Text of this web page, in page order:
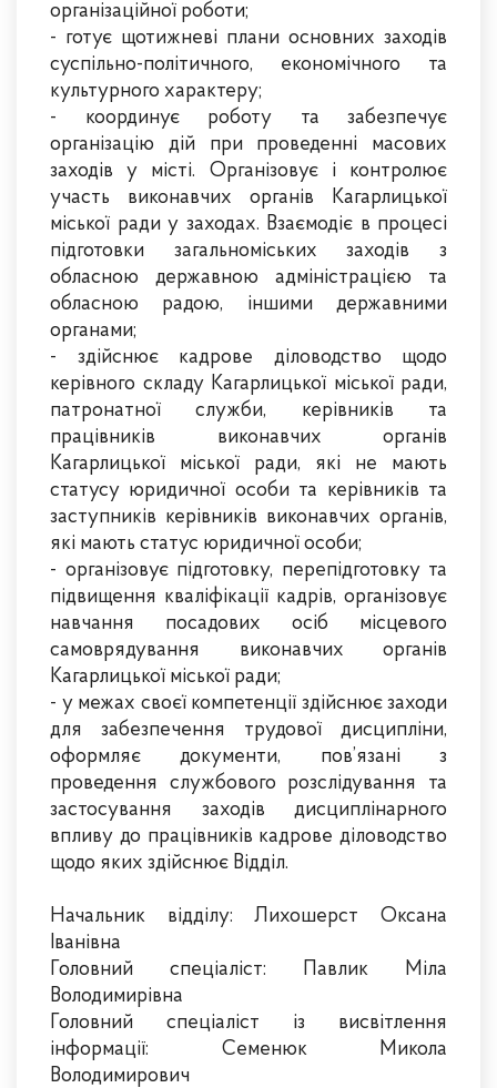
організаційної роботи;
- готує щотижневі плани основних заходів
суспільно-політичного, економічного та
культурного характеру;
- координує роботу та забезпечує
організацію дій при проведенні масових
заходів у місті. Організовує і контролює
участь виконавчих органів Кагарлицької
міської ради у заходах. Взаємодіє в процесі
підготовки загальноміських заходів з
обласною державною адміністрацією та
обласною радою, іншими державними
органами;
- здійснює кадрове діловодство щодо
керівного складу Кагарлицької міської ради,
патронатної служби, керівників та
працівників виконавчих органів
Кагарлицької міської ради, які не мають
статусу юридичної особи та керівників та
заступників керівників виконавчих органів,
які мають статус юридичної особи;
- організовує підготовку, перепідготовку та
підвищення кваліфікації кадрів, організовує
навчання посадових осіб місцевого
самоврядування виконавчих органів
Кагарлицької міської ради;
- у межах своєї компетенції здійснює заходи
для забезпечення трудової дисципліни,
оформляє документи, пов’язані з
проведення службового розслідування та
застосування заходів дисциплінарного
впливу до працівників кадрове діловодство
щодо яких здійснює Відділ.
Начальник відділу: Лихошерст Оксана
Іванівна
Головний спеціаліст: Павлик Міла
Володимирівна
Головний спеціаліст із висвітлення
інформації: Семенюк Микола
Володимирович